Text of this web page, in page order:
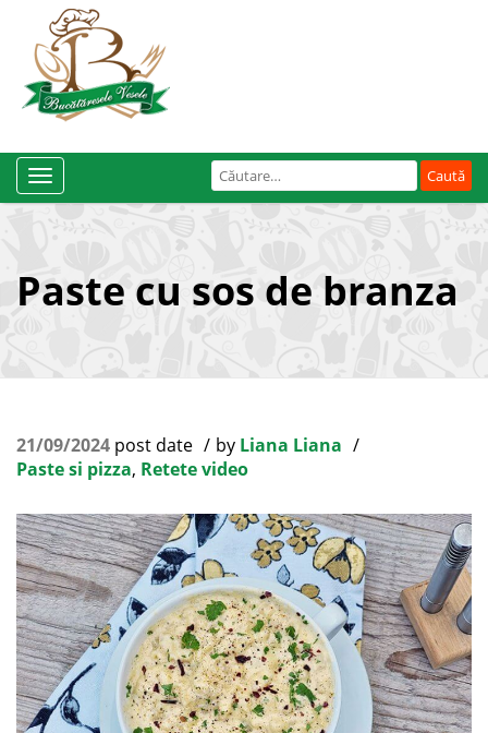
Caută
după:
Toggle
Navigation
Paste cu sos de branza
21/09/2024 post date by Liana Liana
Paste si pizza, Retete video